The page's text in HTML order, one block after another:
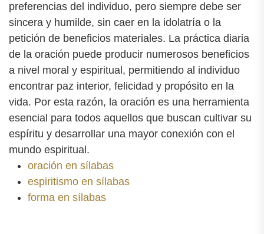
preferencias del individuo, pero siempre debe ser
sincera y humilde, sin caer en la idolatría o la
petición de beneficios materiales. La práctica diaria
de la oración puede producir numerosos beneficios
a nivel moral y espiritual, permitiendo al individuo
encontrar paz interior, felicidad y propósito en la
vida. Por esta razón, la oración es una herramienta
esencial para todos aquellos que buscan cultivar su
espíritu y desarrollar una mayor conexión con el
mundo espiritual.
oración en sílabas
espiritismo en sílabas
forma en sílabas